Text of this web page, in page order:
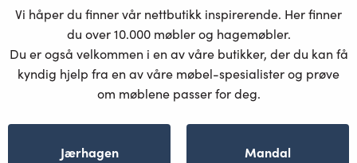
Vi håper du finner vår nettbutikk inspirerende. Her finner
du over 10.000 møbler og hagemøbler.
Du er også velkommen i en av våre butikker, der du kan få
kyndig hjelp fra en av våre møbel-spesialister og prøve
om møblene passer for deg.
Jærhagen Mandal